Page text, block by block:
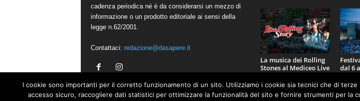
cadenza periodica né è da considerarsi un mezzo di
informazione o un prodotto editoriale ai sensi della
legge n.62/2001.
Contattaci: redazione@dasapere.it
La musica dei Rolling
Stones al Mediceo Live
dal 6
I cookie sono importanti per il corretto funzionamento di un sito. Utilizziamo i cookie sia tecnici che di
accesso sicuro, raccogliere dati statistici per ottimizzare la funzionalità del sito e fornire strumenti per